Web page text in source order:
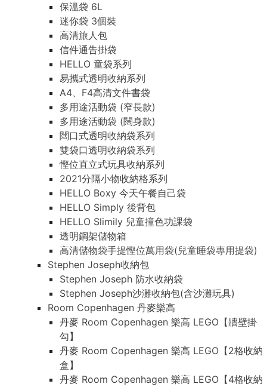
保溫袋 6L
迷你袋 3個裝
高清旅人包
信件通告掛袋
HELLO 童袋系列
易攜式透明收納系列
A4、F4高清文件書袋
多用途活動袋 (窄長款)
多用途活動袋 (闊身款)
闊口式透明收納袋系列
雙袋口透明收納袋系列
慳位直立式玩具收納系列
2021分隔小物收納格系列
HELLO Boxy 今天午餐自己袋
HELLO Simply 後背包
HELLO Slimily 兒童撞色功課袋
透明鋼架儲物箱
高清儲物袋手提慳位萬用袋(兒童睡袋專用提袋)
Stephen Joseph收納包
Stephen Joseph 防水收納袋
Stephen Joseph沙灘收納包(含沙灘玩具)
Room Copenhagen 丹麥樂高
丹麥 Room Copenhagen 樂高 LEGO【牆壁掛
勾】
丹麥 Room Copenhagen 樂高 LEGO【2格收納
盒】
丹麥 Room Copenhagen 樂高 LEGO【4格收納